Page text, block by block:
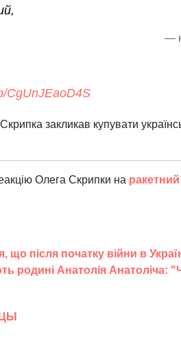
—
CgUnJEaoD4S
закликав купувати
Олега Скрипки на
що після початку війни в
родині Анатолія Анатоліча: